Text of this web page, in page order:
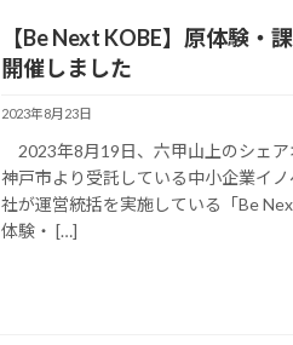
【Be Next KOBE】原体験・
開催しました
2023年8月23日
2023年8月19日、六甲山上のシェア
神戸市より受託している中小企業イ
社が運営統括を実施している「Be
体験・ […]